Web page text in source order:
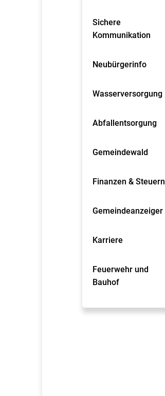
Sichere
Kommunikation
Neubürgerinfo
Wasserversorgung
Abfallentsorgung
Gemeindewald
Finanzen & Steuern
Gemeindeanzeiger
Karriere
Feuerwehr und
Bauhof